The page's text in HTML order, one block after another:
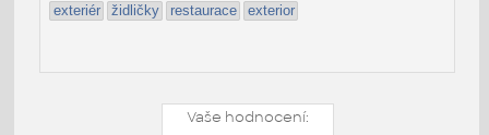
exteriér židličky restaurace exterior
Vaše hodnocení: